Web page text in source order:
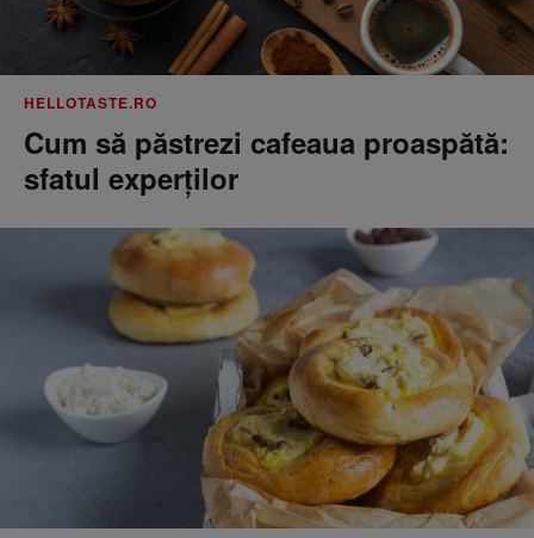
HELLOTASTE.RO
Cum să păstrezi cafeaua proaspătă:
sfatul experților